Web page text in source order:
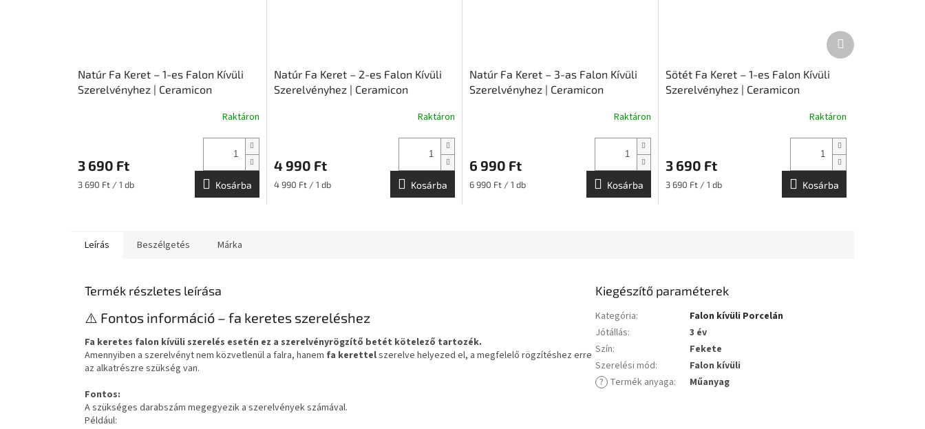
Natúr Fa Keret – 1-es Falon Kívüli
Szerelvényhez | Ceramicon
Raktáron
3 690 Ft
Egységár:
3 690 Ft / 1 db Kosárba
Natúr Fa Keret – 2-es Falon Kívüli
Szerelvényhez | Ceramicon
Raktáron
4 990 Ft
Egységár:
4 990 Ft / 1 db Kosárba
Natúr Fa Keret – 3-as Falon Kívüli
Szerelvényhez | Ceramicon
Raktáron
6 990 Ft
Egységár:
6 990 Ft / 1 db Kosárba
Sötét Fa Keret – 1-es Falon Kívüli
Szerelvényhez | Ceramicon
Raktáron
3 690 Ft
Egységár:
3 690 Ft / 1 db Kosárba
Következő
termék
Leírás Beszélgetés Márka
Termék részletes leírása
⚠️ Fontos információ – fa keretes szereléshez
Fa keretes falon kívüli szerelés esetén ez a szerelvényrögzítő betét kötelező tartozék.
Amennyiben a szerelvényt nem közvetlenül a falra, hanem fa kerettelszerelve helyezed el, a megfelelő rögzítéshez erre
az alkatrészre szükség van.
Fontos:
A szükséges darabszám megegyezik a szerelvények számával.
Például:
Kiegészítő paraméterek
Kategória:
Falon kívüli Porcelán
Jótállás:
3 év
Szín:
Fekete
Szerelési mód:
Falon kívüli
? Termék anyaga: Műanyag